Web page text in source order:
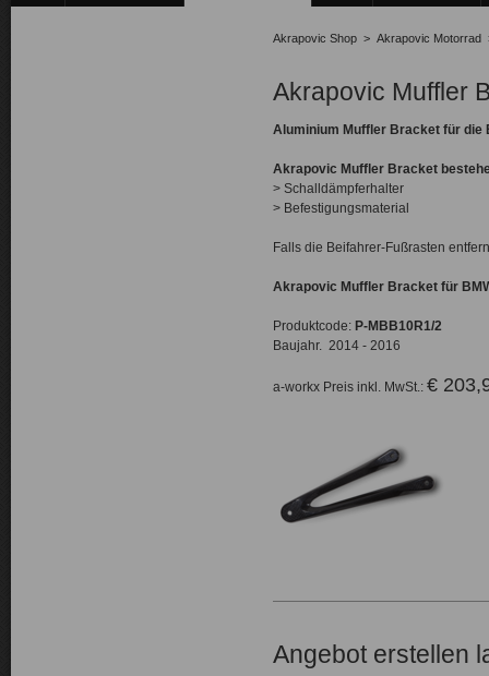
Akrapovic Shop > Akrapovic Motorrad
Akrapovic Muffler
Aluminium Muffler Bracket für die
Akrapovic Muffler Bracket
> Schalldämpferhalter
> Befestigungsmaterial
Falls die Beifahrer-Fußrasten
Akrapovic Muffler Bracket für
Produktcode: P-MBB10R1/2
Baujahr. 2014 - 2016
a-workx Preis inkl. MwSt.: €
Angebot erstellen